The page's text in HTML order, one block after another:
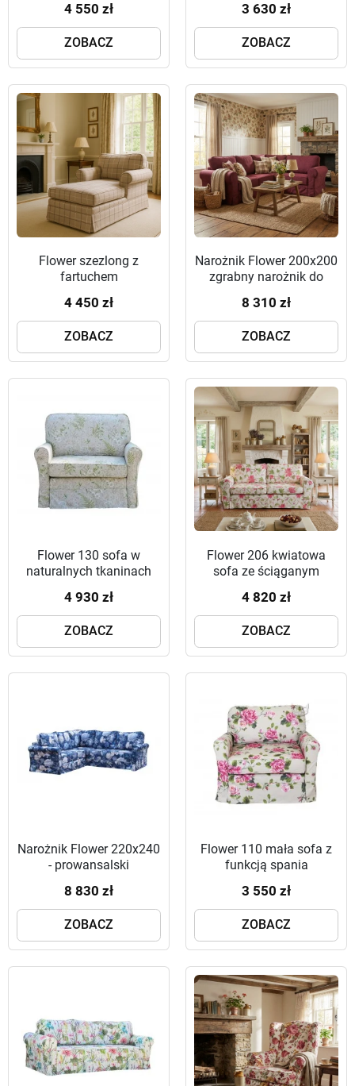
angielskim z falbaną
4 550 zł
ZOBACZ
3 630 zł
ZOBACZ
Flower szezlong z
fartuchem
4 450 zł
ZOBACZ
Narożnik Flower 200x200
zgrabny narożnik do
8 310 zł
ZOBACZ
Flower 130 sofa w
naturalnych tkaninach
4 930 zł
ZOBACZ
Flower 206 kwiatowa
sofa ze ściąganym
spania
4 820 zł
ZOBACZ
Narożnik Flower 220x240
- prowansalski
8 830 zł
ZOBACZ
Flower 110 mała sofa z
funkcją spania
3 550 zł
ZOBACZ